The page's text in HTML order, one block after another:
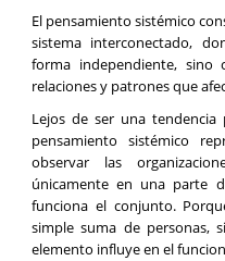
El pensamiento sistémico
sistema interconectado,
forma independiente, sino
relaciones y patrones que
Lejos de ser una
pensamiento sistémico
observar las
únicamente en una parte
funciona el conjunto.
simple suma de personas,
elemento influye en el